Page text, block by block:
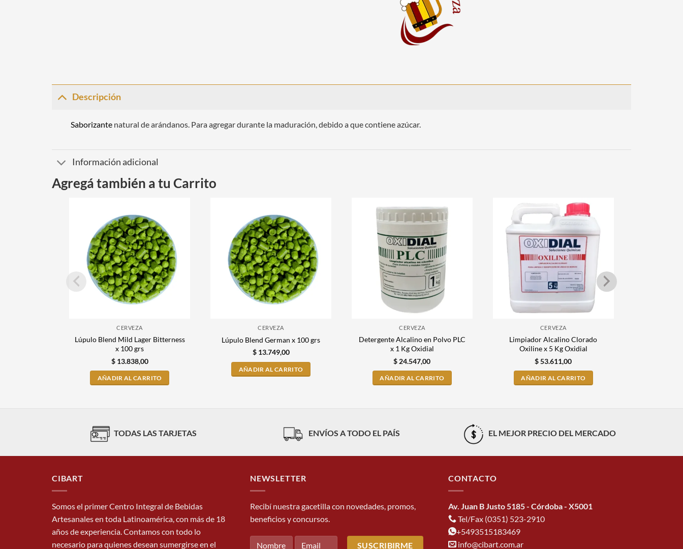
Descripción
Saborizantenatural de arándanos. Para agregar durante la maduración, debido a que contiene azúcar.
Información adicional
Agregá también a tu Carrito
CERVEZA
Lúpulo Blend Mild Lager Bitterness
x 100 grs
$13.838,00
AÑADIR AL CARRITO
CERVEZA
Lúpulo Blend German x 100 grs
$13.749,00
AÑADIR AL CARRITO
CERVEZA
Detergente Alcalino en Polvo PLC
x 1 Kg Oxidial
$ 24.547,00
AÑADIR AL CARRITO
CERVEZA
Limpiador Alcalino Clorado
Oxiline x 5 Kg Oxidial
$53.611,00
AÑADIR AL CARRITO
TODAS LAS TARJETAS ENVÍOS A TODO EL PAÍS EL MEJOR PRECIO DEL MERCADO
CIBART
Somos el primer Centro Integral de Bebidas
Artesanales en toda Latinoamérica, con más de 18
años de experiencia. Contamos con todo lo
necesario para quienes desean sumergirse en el
NEWSLETTER
Recibí nuestra gacetilla con novedades, promos,
beneficios y concursos.
CONTACTO
Av. Juan B Justo 5185 - Córdoba - X5001
Tel/Fax (0351) 523-2910
+5493515183469
info@cibart.com.ar